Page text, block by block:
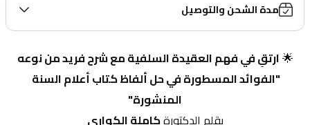
مدة الشحن والتوصيل
🌟 ارتقِ في فهم العقيدة السلفية مع شرح فريد من نوعه
المنشورة"
بقلم الدكتورة كاملة الكواري